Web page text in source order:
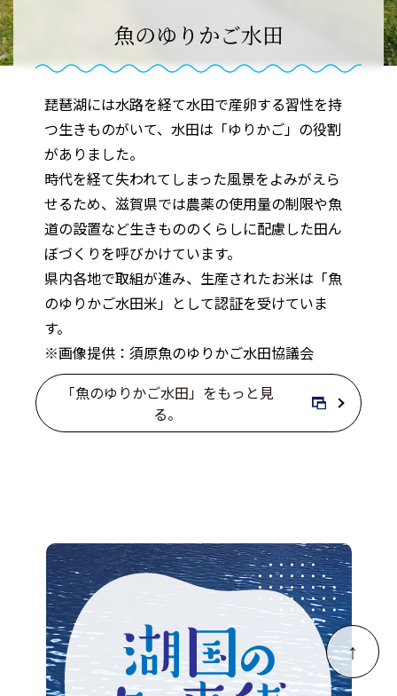
魚のゆりかご水田
琵琶湖には水路を経て水田で産卵する習性を持
つ生きものがいて、水田は「ゆりかご」の役割
がありました。
時代を経て失われてしまった風景をよみがえら
せるため、滋賀県では農薬の使用量の制限や魚
道の設置など生きもののくらしに配慮した田ん
ぼづくりを呼びかけています。
県内各地で取組が進み、生産されたお米は「魚
のゆりかご水田米」として認証を受けていま
す。
※画像提供：須原魚のゆりかご水田協議会
「魚のゆりかご水田」をもっと見
る。
↑